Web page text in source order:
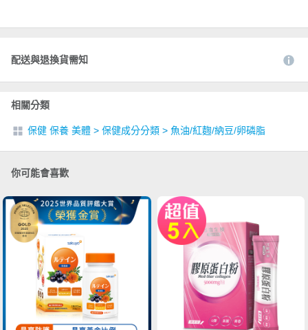
配送與退換貨需知
相關分類
保健 保養 美體 > 保健成分分類 > 魚油/紅麴/納豆/卵磷脂
你可能會喜歡